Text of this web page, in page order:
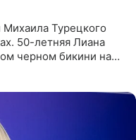
Турецкого
50-летняя Лиана
черном бикини на